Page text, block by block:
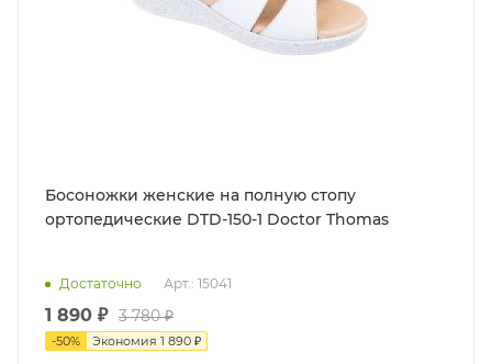
Босоножки женские на полную стопу
ортопедические DTD-150-1 Doctor Thomas
Достаточно Арт.: 15041
1 890 ₽ 3 780 ₽
-50% Экономия 1 890 ₽